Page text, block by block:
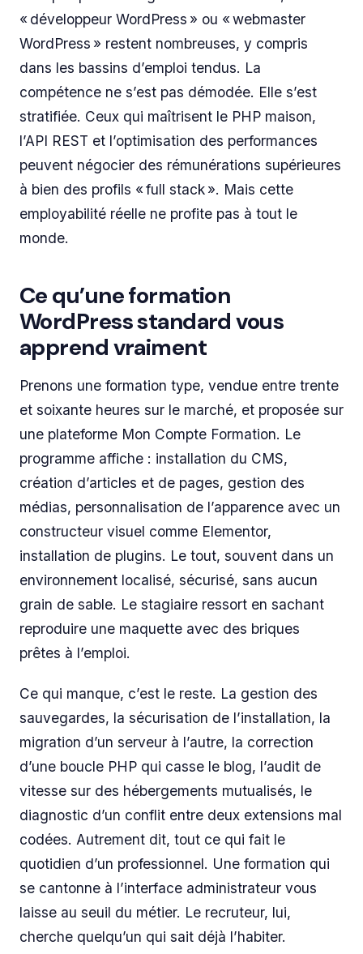
« développeur WordPress » ou « webmaster
WordPress » restent nombreuses, y compris
dans les bassins d’emploi tendus. La
compétence ne s’est pas démodée. Elle s’est
stratifiée. Ceux qui maîtrisent le PHP maison,
l’API REST et l’optimisation des performances
peuvent négocier des rémunérations supérieures
à bien des profils « full stack ». Mais cette
employabilité réelle ne profite pas à tout le
monde.
Ce qu’une formation
WordPress standard vous
apprend vraiment
Prenons une formation type, vendue entre trente
et soixante heures sur le marché, et proposée sur
une plateforme Mon Compte Formation. Le
programme affiche : installation du CMS,
création d’articles et de pages, gestion des
médias, personnalisation de l’apparence avec un
constructeur visuel comme Elementor,
installation de plugins. Le tout, souvent dans un
environnement localisé, sécurisé, sans aucun
grain de sable. Le stagiaire ressort en sachant
reproduire une maquette avec des briques
prêtes à l’emploi.
Ce qui manque, c’est le reste. La gestion des
sauvegardes, la sécurisation de l’installation, la
migration d’un serveur à l’autre, la correction
d’une boucle PHP qui casse le blog, l’audit de
vitesse sur des hébergements mutualisés, le
diagnostic d’un conflit entre deux extensions mal
codées. Autrement dit, tout ce qui fait le
quotidien d’un professionnel. Une formation qui
se cantonne à l’interface administrateur vous
laisse au seuil du métier. Le recruteur, lui,
cherche quelqu’un qui sait déjà l’habiter.